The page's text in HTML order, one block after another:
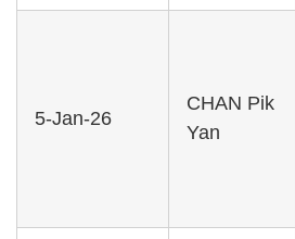
5-Jan-26
CHAN Pik
Yan